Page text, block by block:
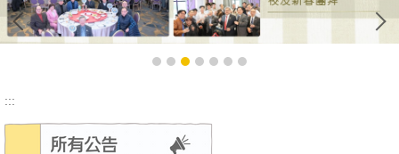
:::